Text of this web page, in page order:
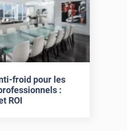
froid pour les
:
ROI